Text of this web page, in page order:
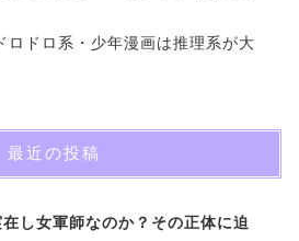
ロドロ系・少年漫画は推理系が大
最近の投稿
し女軍師なのか？その正体に迫